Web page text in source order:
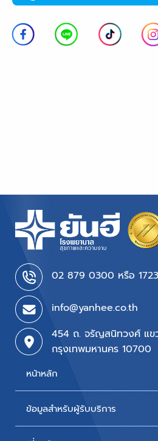
02 879 0300 หรือ 1723
info@yanhee.co.th
454 ถ. จรัญสนิทวงศ์ แข
กรุงเทพมหานคร 10700
หน้าหลัก
บริการของเรา
ข้อมูลสำหรับผู้รับบริการ